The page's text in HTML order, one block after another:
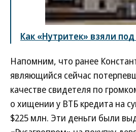
Как «Нутритек» взяли
Напомним, что ранее
являющийся сейчас
качестве свидетеля по
о хищении у ВТБ кредита на
$225 млн. Эти деньги были